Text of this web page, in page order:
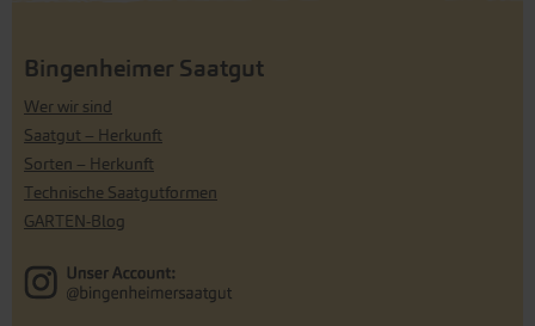
Bingenheimer Saatgut
Wer wir sind
Saatgut – Herkunft
Sorten – Herkunft
Technische Saatgutformen
GARTEN-Blog